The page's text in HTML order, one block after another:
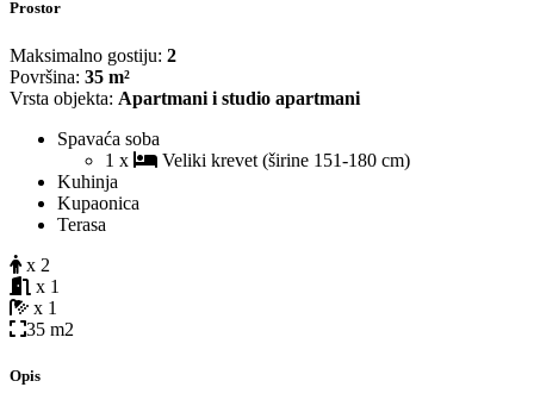
Prostor
Maksimalno gostiju: 2
Površina: 35 m²
Vrsta objekta: Apartmani i studio apartmani
Spavaća soba
1 x
Veliki krevet (širine 151-180 cm)
Kuhinja
Kupaonica
Terasa
x 2
x 1
x 1
35 m2
Opis